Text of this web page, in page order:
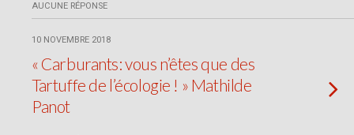
AUCUNE RÉPONSE
10 NOVEMBRE 2018
« Carburants: vous n’êtes que des
Tartuffe de l’écologie ! » Mathilde
Panot